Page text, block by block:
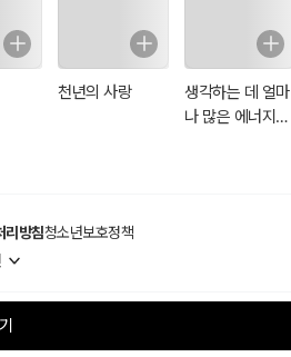
천년의 사랑
생각하는 데 얼마
나 많은 에너지가
리방침청소년보호정책